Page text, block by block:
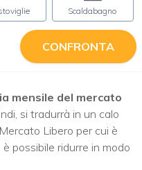
Scaldabagno
CONFRONTA
mensile del mercato
si tradurrà in un calo
Libero per cui è
possibile ridurre in modo